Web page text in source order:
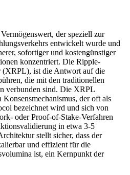
der speziell zur
entwickelt wurde und
sofortiger und kostengünstiger
konzentriert. Die Ripple-
ist die Antwort auf die
die mit den traditionellen
verbunden sind. Die XRPL
der oft als
bezeichnet wird und sich von
oder Proof-of-Stake-Verfahren
in etwa 3-5
stellt sicher, dass der
und effizient für die
ist, ein Kernpunkt der